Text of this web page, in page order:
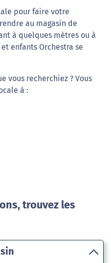
pour faire votre
au magasin de
à quelques mètres ou à
enfants Orchestra se
vous recherchiez ? Vous
à :
trouvez les